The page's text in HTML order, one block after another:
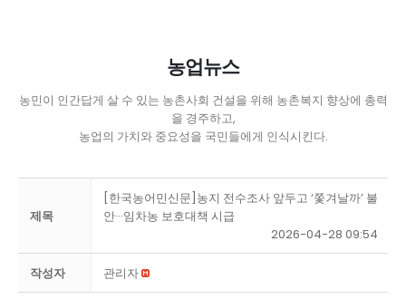
농업뉴스
농민이 인간답게 살 수 있는 농촌사회 건설을 위해 농촌복지 향상에 총력
을 경주하고,
농업의 가치와 중요성을 국민들에게 인식시킨다.
제목
[한국농어민신문]농지 전수조사 앞두고 ‘쫓겨날까’ 불
안···임차농 보호대책 시급
2026-04-28 09:54
작성자 관리자